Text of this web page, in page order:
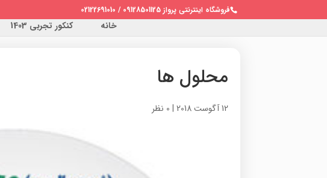
فروشگاه اینترنتی پرواز 09128501125 / 02122691010
خانه کنکور تجربی 1403
محلول ها
12 آگوست 2018 | 0 نظر